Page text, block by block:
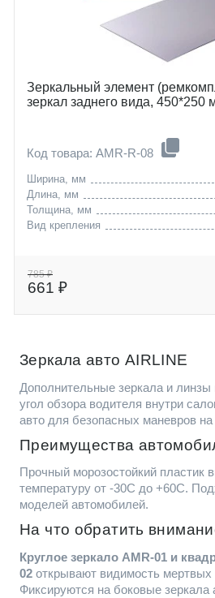
Зеркальный элемент
зеркал заднего вида, 450*250
Код товара: AMR-R-08
Ширина, мм
Длина, мм
Толщина, мм
Вид крепления
785 ₽
661 ₽
Зеркала авто AIRLINE
Дополнительные зеркала и линзы
угол обзора водителя внутри
авто для безопасных маневров на
Преимущества
Прочный морозостойкий пластик
температуру от -30С до +60С.
моделей автомобилей.
На что обратить
Круглое зеркало AMR-01 и
02 открывают видимость мертвых
Фиксируются на боковые зеркала